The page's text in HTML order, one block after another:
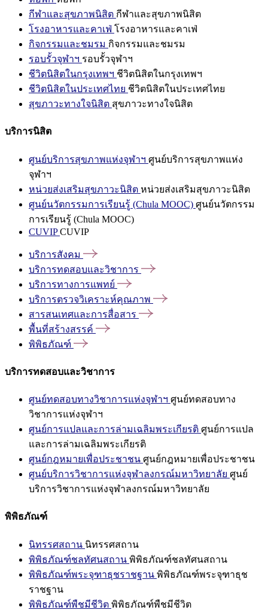
กีฬาและสุขภาพนิสิต กีฬาและสุขภาพนิสิต
โรงอาหารและคาเฟ่ โรงอาหารและคาเฟ่
กิจกรรมและชมรม กิจกรรมและชมรม
รอบรั้วจุฬาฯ รอบรั้วจุฬาฯ
ชีวิตนิสิตในกรุงเทพฯ ชีวิตนิสิตในกรุงเทพฯ
ชีวิตนิสิตในประเทศไทย ชีวิตนิสิตในประเทศไทย
สุขภาวะทางใจนิสิต สุขภาวะทางใจนิสิต
บริการนิสิต
ศูนย์บริการสุขภาพแห่งจุฬาฯ ศูนย์บริการสุขภาพแห่ง
จุฬาฯ
หน่วยส่งเสริมสุขภาวะนิสิต หน่วยส่งเสริมสุขภาวะนิสิต
ศูนย์นวัตกรรมการเรียนรู้ (Chula MOOC) ศูนย์นวัตกรรม
การเรียนรู้ (Chula MOOC)
CUVIPCUVIP
บริการสังคม
บริการทดสอบและวิชาการ
บริการทางการแพทย์
บริการตรวจวิเคราะห์คุณภาพ
สารสนเทศและการสื่อสาร
พื้นที่สร้างสรรค์
พิพิธภัณฑ์
บริการทดสอบและวิชาการ
ศูนย์ทดสอบทางวิชาการแห่งจุฬาฯ ศูนย์ทดสอบทาง
วิชาการแห่งจุฬาฯ
ศูนย์การแปลและการล่ามเฉลิมพระเกียรติ ศูนย์การแปล
และการล่ามเฉลิมพระเกียรติ
ศูนย์กฎหมายเพื่อประชาชน ศูนย์กฎหมายเพื่อประชาชน
ศูนย์บริการวิชาการแห่งจุฬาลงกรณ์มหาวิทยาลัย ศูนย์
บริการวิชาการแห่งจุฬาลงกรณ์มหาวิทยาลัย
พิพิธภัณฑ์
นิทรรศสถาน นิทรรศสถาน
พิพิธภัณฑ์ชลทัศนสถาน พิพิธภัณฑ์ชลทัศนสถาน
พิพิธภัณฑ์พระจุฑาธุชราชฐาน พิพิธภัณฑ์พระจุฑาธุช
ราชฐาน
พิพิธภัณฑ์พืชมีชีวิต พิพิธภัณฑ์พืชมีชีวิต